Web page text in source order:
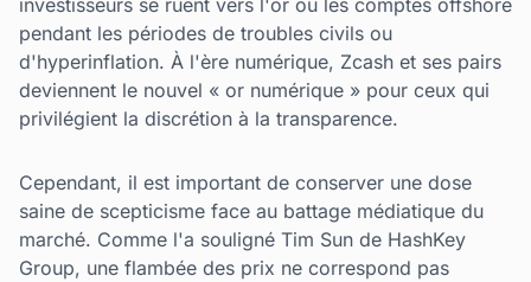
investisseurs se ruent vers l'or ou les comptes offshore
pendant les périodes de troubles civils ou
d'hyperinflation. À l'ère numérique, Zcash et ses pairs
deviennent le nouvel « or numérique » pour ceux qui
privilégient la discrétion à la transparence.
Cependant, il est important de conserver une dose
saine de scepticisme face au battage médiatique du
marché. Comme l'a souligné Tim Sun de HashKey
Group, une flambée des prix ne correspond pas